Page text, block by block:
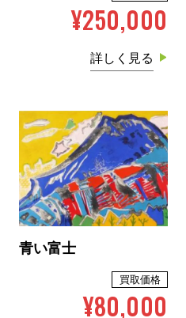
¥250,000
詳しく見る
青い富士
買取価格
¥80,000